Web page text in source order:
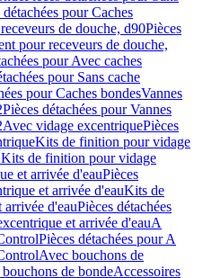
détachées pour Caches
de douche, d90Pièces
pour receveurs de douche,
pour Avec caches
pour Sans cache
pour Caches bondesVannes
Pièces détachées pour Vannes
Avec vidage excentriquePièces
Kits de finition pour vidage
Kits de finition pour vidage
et arrivée d'eauPièces
et arrivée d'eauKits de
d'eauPièces détachées
et arrivée d'eauA
Pièces détachées pour A
Avec bouchons de
de bondeAccessoires